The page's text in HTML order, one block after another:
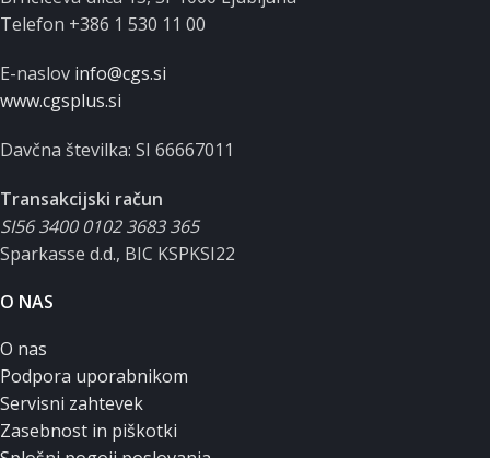
Telefon +386 1 530 11 00
E-naslov info@cgs.si
www.cgsplus.si
Davčna številka: SI 66667011
Transakcijski račun
SI56 3400 0102 3683 365
Sparkasse d.d., BIC KSPKSI22
O NAS
O nas
Podpora uporabnikom
Servisni zahtevek
Zasebnost in piškotki